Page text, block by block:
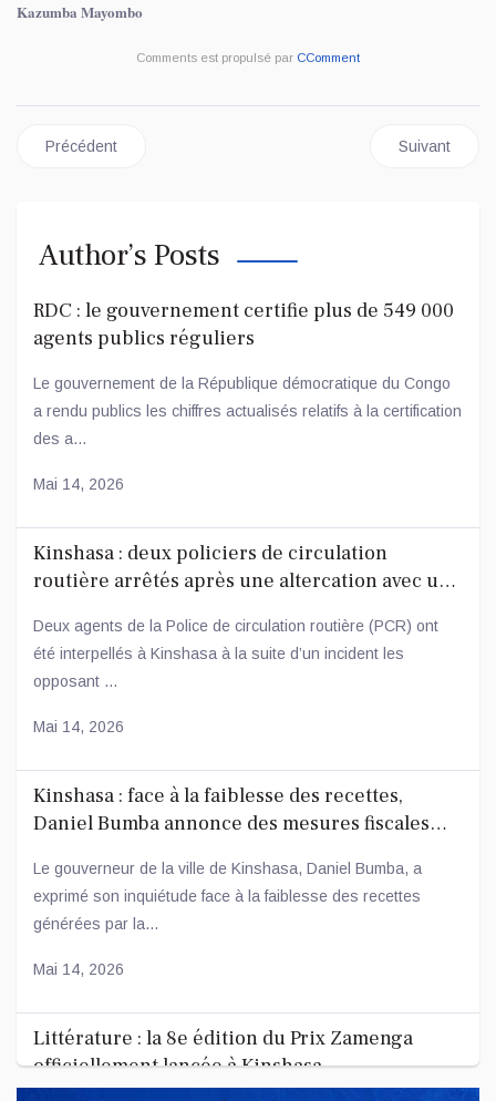
Kazumba Mayombo
Comments est propulsé par CComment
Article précédent : RDC – BUDGET 2026 : LE
Précédent Article
Suivant
Author’s Posts
RDC : le gouvernement certifie plus de 549 000
agents publics réguliers
Le gouvernement de la République démocratique du Congo
a rendu publics les chiffres actualisés relatifs à la certification
des a...
Mai 14, 2026
Kinshasa : deux policiers de circulation
routière arrêtés après une altercation avec un
Deux agents de la Police de circulation routière (PCR) ont
été interpellés à Kinshasa à la suite d’un incident les
opposant ...
Mai 14, 2026
Kinshasa : face à la faiblesse des recettes,
Daniel Bumba annonce des mesures fiscales
Le gouverneur de la ville de Kinshasa, Daniel Bumba, a
exprimé son inquiétude face à la faiblesse des recettes
générées par la...
Mai 14, 2026
Littérature : la 8e édition du Prix Zamenga
officiellement lancée à Kinshasa